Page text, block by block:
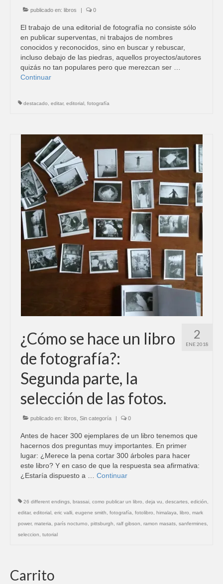
publicado en: libros | 0
El trabajo de una editorial de fotografía no consiste sólo
en publicar superventas, ni trabajos de nombres
conocidos y reconocidos, sino en buscar y rebuscar,
incluso debajo de las piedras, aquellos proyectos/autores
quizás no tan populares pero que merezcan ser …
Continuar
destacado editar, editorial fotografía
2
ENE 2018
¿Cómo se hace un libro
de fotografía?:
Segunda parte, la
selección de las fotos.
publicado en: libros Sin categoría | 0
Antes de hacer 300 ejemplares de un libro tenemos que
hacernos dos preguntas muy importantes. En primer
lugar: ¿Merece la pena cortar 300 árboles para hacer
este libro? Y en caso de que la respuesta sea afirmativa:
¿Estaría dispuesto a … Continuar
26 different endings brassai como publicar un libro deja vu descartes edición
editar, editorial eric valli eugene smith fotografía fotolibro himalaya libro
mark
power, materia parís nocturno pittsburgh ralf gibson ramon masats sanfermines
seleccion
tutorial
Carrito